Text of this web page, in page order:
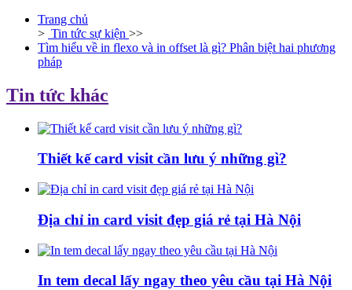
Trang chủ
> Tin tức sự kiện >>
Tìm hiểu về in flexo và in offset là gì? Phân biệt hai phương
pháp
Tin tức khác
Thiết kế card visit cần lưu ý những gì?
Địa chỉ in card visit đẹp giá rẻ tại Hà Nội
In tem decal lấy ngay theo yêu cầu tại Hà Nội